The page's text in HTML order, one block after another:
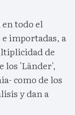
todo el
importadas, a
de
los 'Länder',
como de los
y dan a